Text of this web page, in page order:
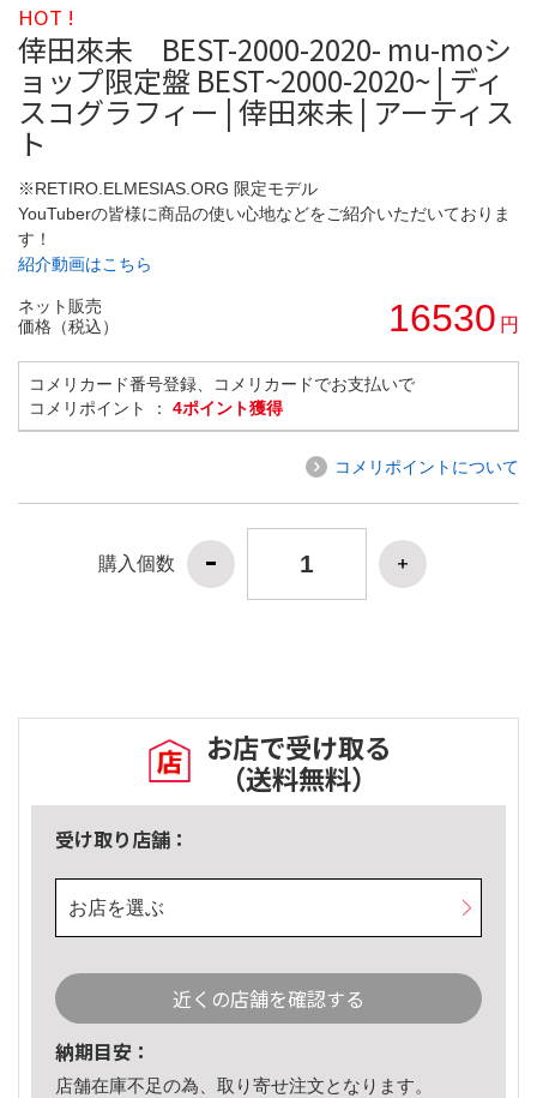
HOT !
倖田來未 BEST-2000-2020- mu-moシ
ョップ限定盤 BEST~2000-2020~ | ディ
スコグラフィー | 倖田來未 | アーティス
ト
※RETIRO.ELMESIAS.ORG 限定モデル
YouTuberの皆様に商品の使い心地などをご紹介いただいておりま
す！
紹介動画はこちら
ネット販売
価格（税込）
16530 円
コメリカード番号登録、コメリカードでお支払いで
コメリポイント ： 4ポイント獲得
コメリポイントについて
購入個数
お店で受け取る
（送料無料）
受け取り店舗：
お店を選ぶ
近くの店舗を確認する
納期目安：
店舗在庫不足の為、取り寄せ注文となります。